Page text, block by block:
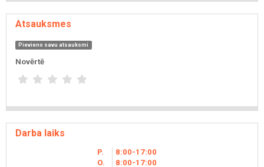
Atsauksmes
Pievieno savu atsauksmi
Novērtē
Darba laiks
P. 8 00-17 00
O.
8 00-17 00